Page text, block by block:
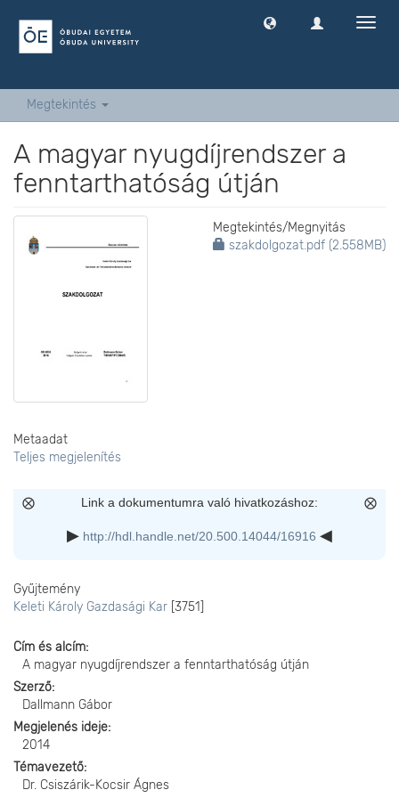
Megtekintés
A magyar nyugdíjrendszer a
fenntarthatóság útján
Megtekintés/Megnyitás
szakdolgozat.pdf (2.558MB)
Metaadat
Teljes megjelenítés
Link a dokumentumra való hivatkozáshoz:
http://hdl.handle.net/20.500.14044/16916
Gyűjtemény
Keleti Károly Gazdasági Kar [3751]
Cím és alcím
A magyar nyugdíjrendszer a fenntarthatóság útján
Szerző
Dallmann Gábor
Megjelenés ideje
2014
Témavezető
Dr. Csiszárik-Kocsir Ágnes